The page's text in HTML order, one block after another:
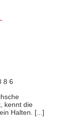
8 6
kennt die
Halten. [...]